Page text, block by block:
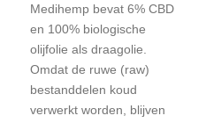
Medihemp bevat 6% CBD
en 100% biologische
olijfolie als draagolie.
Omdat de ruwe (raw)
bestanddelen koud
verwerkt worden, blijven